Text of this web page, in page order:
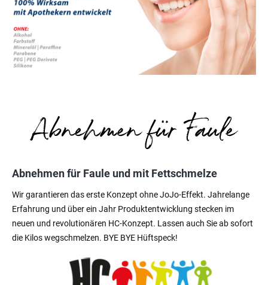
Abnehmen für Faule und mit Fettschmelze
Wir garantieren das erste Konzept ohne JoJo-Effekt. Jahrelange
Erfahrung und über ein Jahr Produktentwicklung stecken im
neuen und revolutionären HC-Konzept. Lassen auch Sie ab sofort
die Kilos wegschmelzen. BYE BYE Hüftspeck!